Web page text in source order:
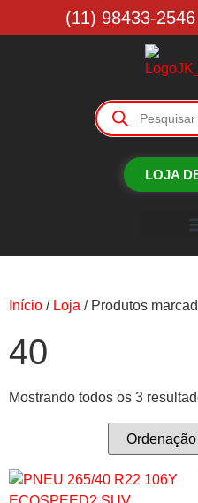
(11) 98433-
LOJA
Início / Loja / Produtos
40
Mostrando todos os 3